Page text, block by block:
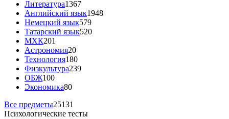
Литература1367
Английский язык1948
Немецкий язык579
Татарский язык520
МХК201
Астрономия20
Технология180
Физкультура239
ОБЖ100
Экономика80
Все предметы25131
Психологические тесты